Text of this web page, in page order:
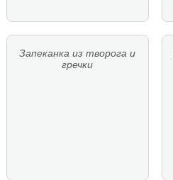
Запеканка из творога и
гречки